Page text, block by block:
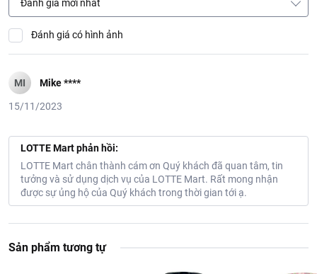
Đánh giá mới nhất
Đánh giá có hình ảnh
MI Mike ****
15/11/2023
LOTTE Mart phản hồi:
LOTTE Mart chân thành cám ơn Quý khách đã quan tâm, tin
tưởng và sử dụng dịch vụ của LOTTE Mart. Rất mong nhận
được sự ủng hộ của Quý khách trong thời gian tới ạ.
Sản phẩm tương tự